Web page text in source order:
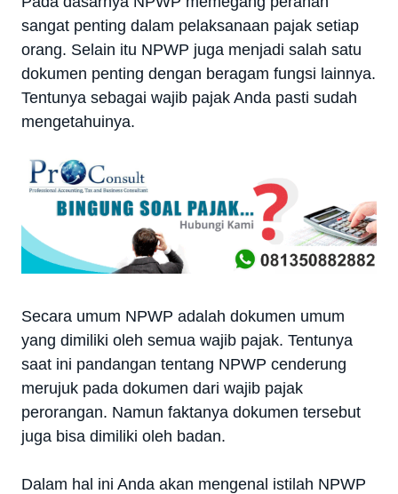
sangat penting dalam pelaksanaan pajak setiap
orang. Selain itu NPWP juga menjadi salah satu
dokumen penting dengan beragam fungsi lainnya.
Tentunya sebagai wajib pajak Anda pasti sudah
mengetahuinya.
Secara umum NPWP adalah dokumen umum
yang dimiliki oleh semua wajib pajak. Tentunya
saat ini pandangan tentang NPWP cenderung
merujuk pada dokumen dari wajib pajak
perorangan. Namun faktanya dokumen tersebut
juga bisa dimiliki oleh badan.
Dalam hal ini Anda akan mengenal istilah NPWP